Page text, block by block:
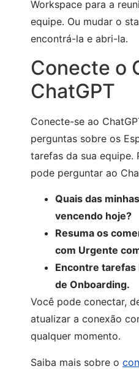
Workspace para a
equipe. Ou mudar o
encontrá-la e abri-la.
Conecte o
ChatGPT
Conecte-se ao
perguntas sobre os
tarefas da sua equipe.
pode perguntar ao
Quais das
vencendo hoje?
Resuma os
com Urgente
Encontre tarefas
de Onboarding.
Você pode conectar,
atualizar a conexão
qualquer momento.
Saiba mais sobre o